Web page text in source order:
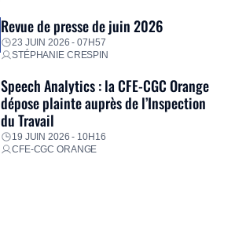
Revue de presse de juin 2026
23 JUIN 2026 - 07H57
STÉPHANIE CRESPIN
Speech Analytics : la CFE-CGC Orange
dépose plainte auprès de l’Inspection
du Travail
19 JUIN 2026 - 10H16
CFE-CGC ORANGE